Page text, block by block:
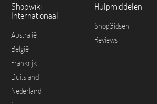
Shopwiki
Internationaal
Australië
België
Frankrijk
Duitsland
Nederland
Hulpmiddelen
ShopGidsen
Reviews